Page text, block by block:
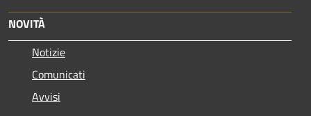
NOVITÀ
Notizie
Comunicati
Avvisi